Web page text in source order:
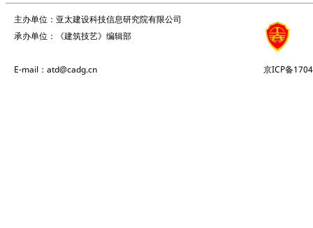
主办单位：亚太建设科技信息研究院有限公司
承办单位：《建筑技艺》编辑部
E-mail：atd@cadg.cn 京ICP备